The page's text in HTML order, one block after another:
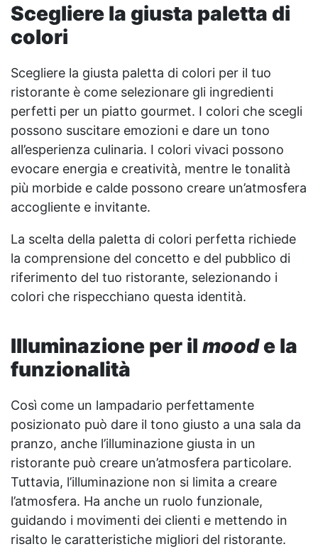
Scegliere la giusta paletta di
colori
Scegliere la giusta paletta di colori per il tuo
ristorante è come selezionare gli ingredienti
perfetti per un piatto gourmet. I colori che scegli
possono suscitare emozioni e dare un tono
all’esperienza culinaria. I colori vivaci possono
evocare energia e creatività, mentre le tonalità
più morbide e calde possono creare un’atmosfera
accogliente e invitante.
La scelta della paletta di colori perfetta richiede
la comprensione del concetto e del pubblico di
riferimento del tuo ristorante, selezionando i
colori che rispecchiano questa identità.
Illuminazione per il moode la
funzionalità
Così come un lampadario perfettamente
posizionato può dare il tono giusto a una sala da
pranzo, anche l’illuminazione giusta in un
ristorante può creare un’atmosfera particolare.
Tuttavia, l’illuminazione non si limita a creare
l’atmosfera. Ha anche un ruolo funzionale,
guidando i movimenti dei clienti e mettendo in
risalto le caratteristiche migliori del ristorante.